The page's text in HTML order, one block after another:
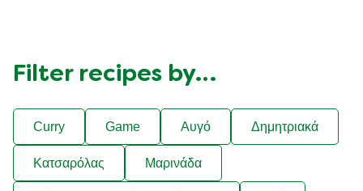
Filter recipes by…
Curry Game Αυγό Δημητριακά
Κατσαρόλας Μαρινάδα